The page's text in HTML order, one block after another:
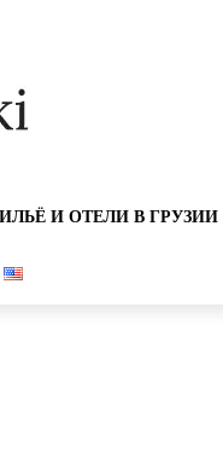
И ОТЕЛИ В ГРУЗИИ